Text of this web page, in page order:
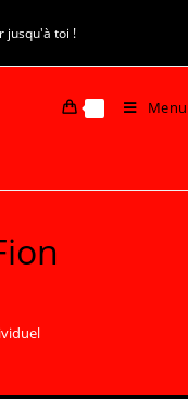
jusqu'à toi !
Menu